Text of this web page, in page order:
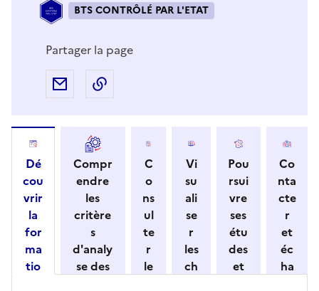
BTS CONTRÔLÉ PAR L'ETAT
Partager la page
Partager par e-mail
Dé
cou
vrir
la
for
ma
tio
Compr
endre
les
critère
s
d'analy
se des
C
o
ns
ul
te
r
le
Vi
su
ali
se
r
les
ch
Pou
rsui
vre
ses
étu
des
et
Co
nta
cte
r
et
éc
ha